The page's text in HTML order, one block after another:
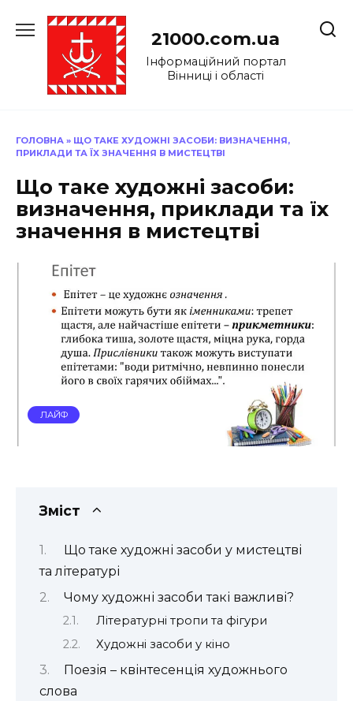
до
21000.com.ua
Інформаційний портал
Вінниці і області
ГОЛОВНА » ЩО ТАКЕ ХУДОЖНІ ЗАСОБИ: ВИЗНАЧЕННЯ,
ПРИКЛАДИ ТА ЇХ ЗНАЧЕННЯ В МИСТЕЦТВІ
Що таке художні засоби:
визначення, приклади та їх
значення в мистецтві
ЛАЙФ
Зміст
Що таке художні засоби у мистецтві
та літературі
Чому художні засоби такі важливі?
Літературні тропи та фігури
Художні засоби у кіно
Поезія – квінтесенція художнього
слова